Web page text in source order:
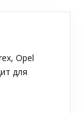
Opel
для